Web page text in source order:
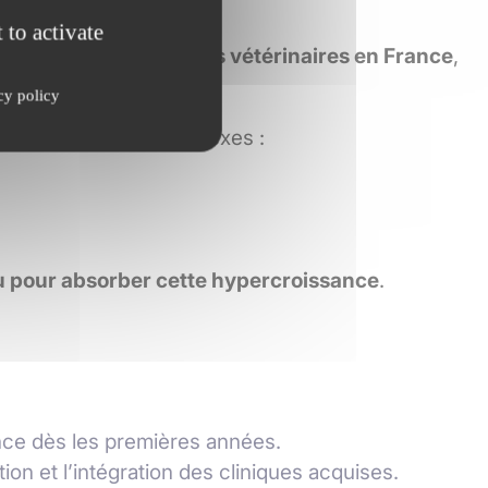
to activate
policy
n°1 des cliniques vétérinaires en France,
deviennent complexes :
pour absorber cette hypercroissance.
dès les premières années.
et l’intégration des cliniques acquises.